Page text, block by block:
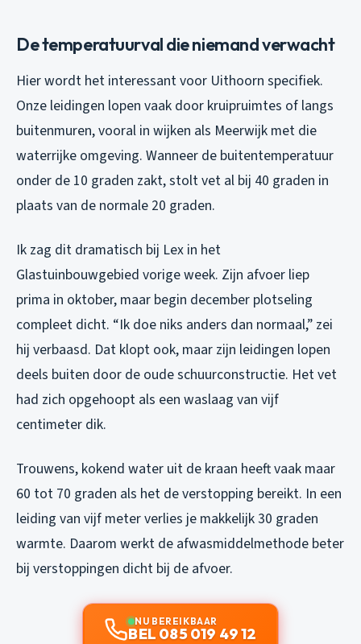
De temperatuurval die niemand verwacht
Hier wordt het interessant voor Uithoorn specifiek.
Onze leidingen lopen vaak door kruipruimtes of langs
buitenmuren, vooral in wijken als Meerwijk met die
waterrijke omgeving. Wanneer de buitentemperatuur
onder de 10 graden zakt, stolt vet al bij 40 graden in
plaats van de normale 20 graden.
Ik zag dit dramatisch bij Lex in het
Glastuinbouwgebied vorige week. Zijn afvoer liep
prima in oktober, maar begin december plotseling
compleet dicht. “Ik doe niks anders dan normaal,” zei
hij verbaasd. Dat klopt ook, maar zijn leidingen lopen
deels buiten door de oude schuurconstructie. Het vet
had zich opgehoopt als een waslaag van vijf
centimeter dik.
Trouwens, kokend water uit de kraan heeft vaak maar
60 tot 70 graden als het de verstopping bereikt. In een
leiding van vijf meter verlies je makkelijk 30 graden
warmte. Daarom werkt de afwasmiddelmethode beter
bij verstoppingen dicht bij de afvoer.
NU BEREIKBAAR
BEL 085 019 49 12